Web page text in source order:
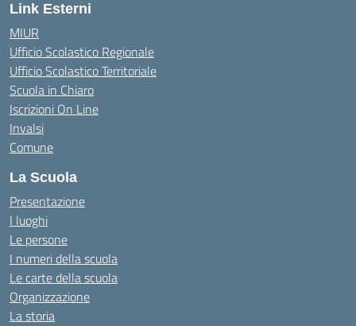
Link Esterni
MIUR
Ufficio Scolastico Regionale
Ufficio Scolastico Territoriale
Scuola in Chiaro
Iscrizioni On Line
Invalsi
Comune
La Scuola
Presentazione
I luoghi
Le persone
I numeri della scuola
Le carte della scuola
Organizzazione
La storia